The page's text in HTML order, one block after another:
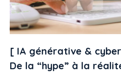
[ IA générative &
De la “hype” à la